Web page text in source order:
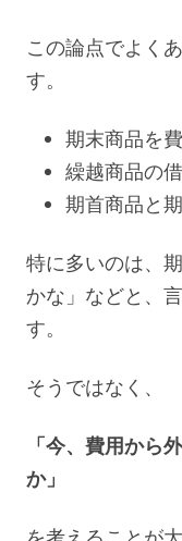
この論点でよく
す。
期末商品を
繰越商品の
期首商品と
特に多いのは、
かな」などと、
す。
そうではなく、
「今、費用から
か」